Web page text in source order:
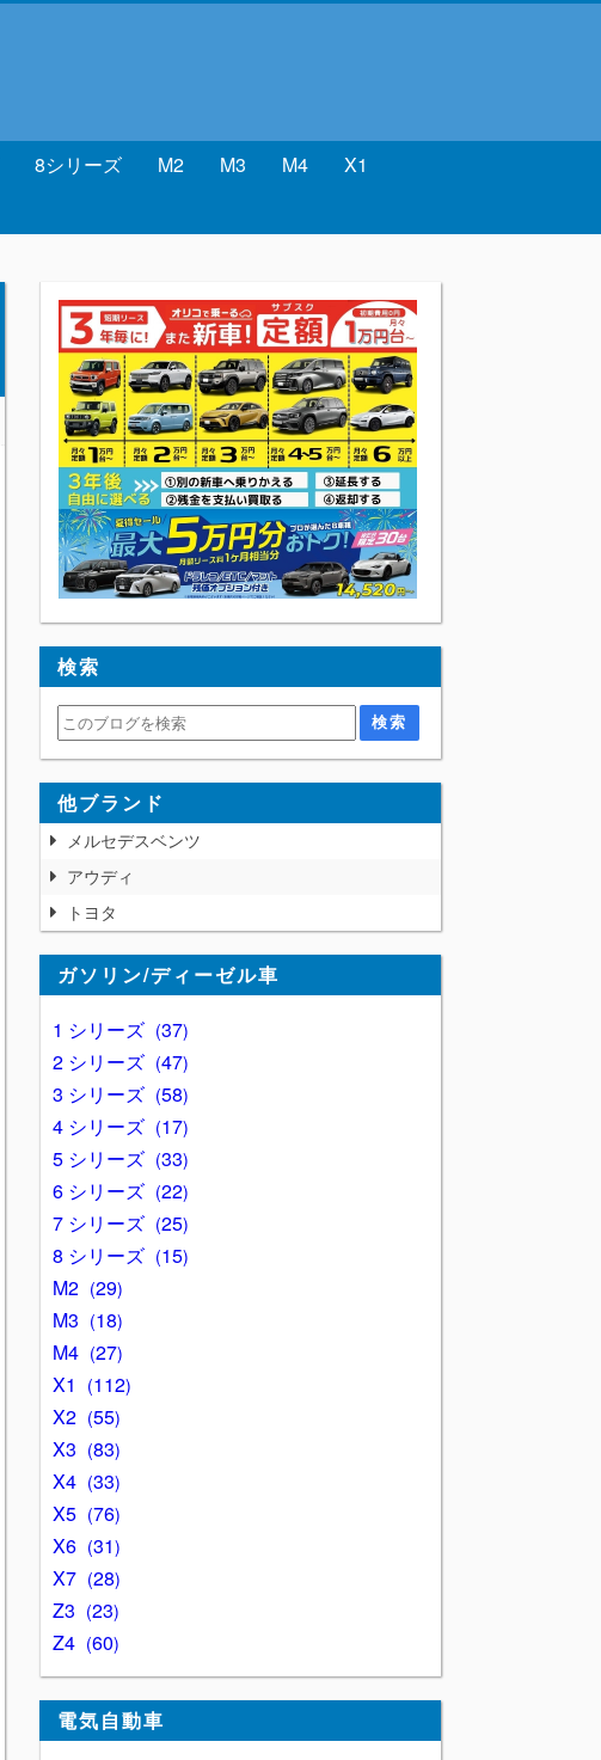
8シリーズ M2 M3 M4
X1
検索
他ブランド
メルセデスベンツ
アウディ
トヨタ
ガソリン/ディーゼル車
1 シリーズ
37
2 シリーズ
47
3 シリーズ
58
4 シリーズ
17
5 シリーズ
33
6 シリーズ
22
7 シリーズ
25
8 シリーズ
15
M2
29
M3
18
M4
27
X1
112
X2
55
X3
83
X4
33
X5
76
X6
31
X7
28
Z3
23
Z4
60
電気自動車